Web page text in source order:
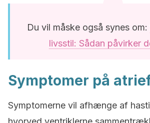
Du vil måske også synes om:
livsstil: Sådan påvirker
Symptomer på
Symptomerne vil afhænge af